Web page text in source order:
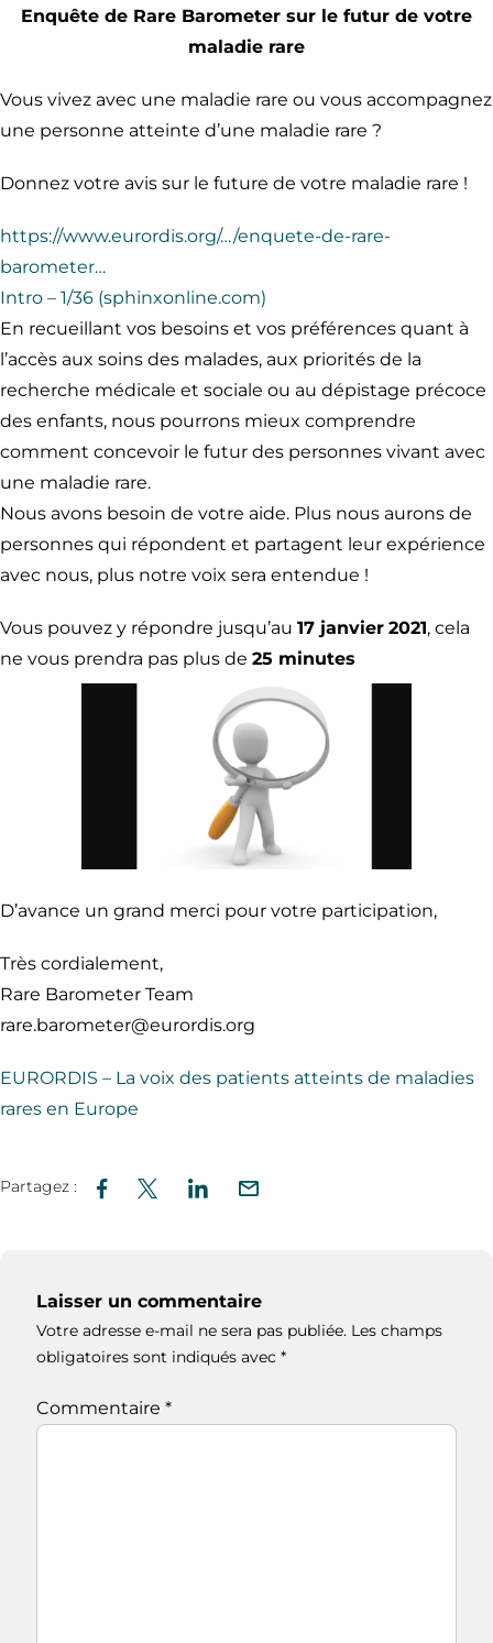
Enquête de Rare Barometer sur le futur de votre
maladie rare
Vous vivez avec une maladie rare ou vous accompagnez
une personne atteinte d’une maladie rare ?
Donnez votre avis sur le future de votre maladie rare !
https://www.eurordis.org/…/enquete-de-rare-
barometer…
Intro – 1/36 (sphinxonline.com)
En recueillant vos besoins et vos préférences quant à
l’accès aux soins des malades, aux priorités de la
recherche médicale et sociale ou au dépistage précoce
des enfants, nous pourrons mieux comprendre
comment concevoir le futur des personnes vivant avec
une maladie rare.
Nous avons besoin de votre aide. Plus nous aurons de
personnes qui répondent et partagent leur expérience
avec nous, plus notre voix sera entendue !
Vous pouvez y répondre jusqu’au 17 janvier 2021, cela
ne vous prendra pas plus de 25 minutes
D’avance un grand merci pour votre participation,
Très cordialement,
Rare Barometer Team
rare.barometer@eurordis.org
EURORDIS – La voix des patients atteints de maladies
rares en Europe
Partagez :
Laisser un commentaire
Votre adresse e-mail ne sera pas publiée. Les champs
obligatoires sont indiqués avec *
Commentaire *